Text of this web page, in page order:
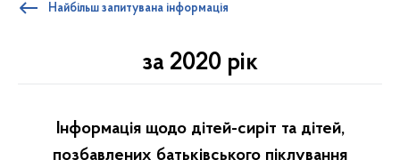
Найбільш запитувана інформація
за 2020 рік
Інформація щодо дітей-сиріт та дітей,
позбавлених батьківського піклування